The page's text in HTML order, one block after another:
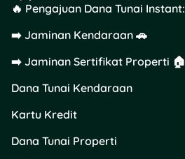
🔥 Pengajuan Dana Tunai Instant:
➡️ Jaminan Kendaraan 🚗
➡️ Jaminan Sertifikat Properti 🏠
Dana Tunai Kendaraan
Kartu Kredit
Dana Tunai Properti